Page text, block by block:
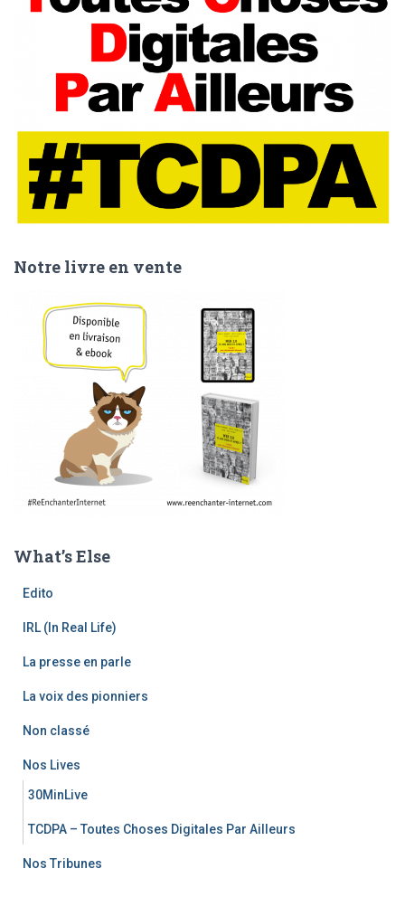
Notre livre en vente
What’s Else
Edito
IRL (In Real Life)
La presse en parle
La voix des pionniers
Non classé
Nos Lives
30MinLive
TCDPA – Toutes Choses Digitales Par Ailleurs
Nos Tribunes